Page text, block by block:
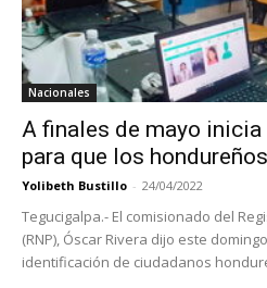
Nacionales
A finales de mayo
para que los
Yolibeth Bustillo - 24/04/2022
Tegucigalpa.- El comisionado del
(RNP), Óscar Rivera dijo este
identificación de ciudadanos